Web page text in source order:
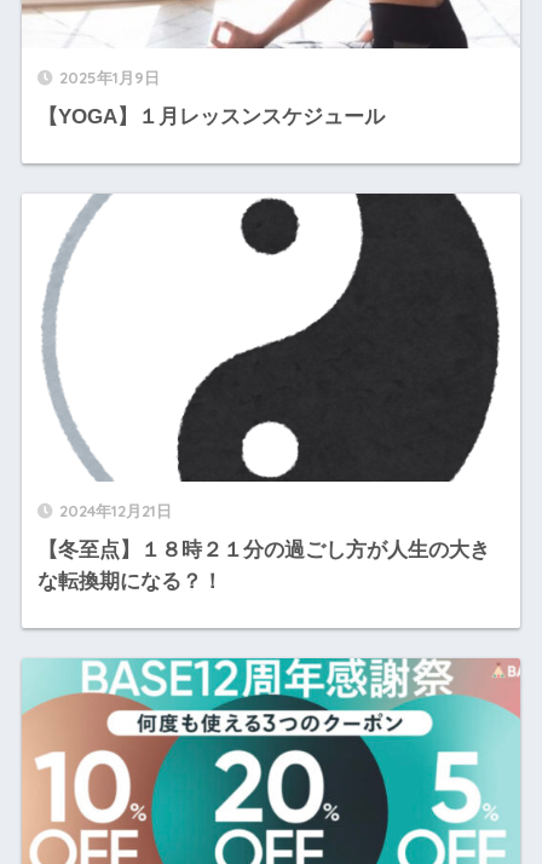
2025年1月9日
【YOGA】１月レッスンスケジュール
2024年12月21日
【冬至点】１８時２１分の過ごし方が人生の大き
な転換期になる？！